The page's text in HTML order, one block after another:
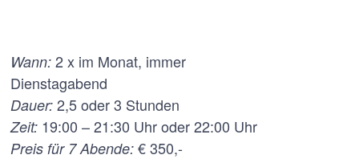
Wann: 2 x im Monat, immer
Dienstagabend
Dauer: 2,5 oder 3 Stunden
Zeit: 19:00 – 21:30 Uhr oder 22:00 Uhr
Preis für 7 Abende: € 350,-